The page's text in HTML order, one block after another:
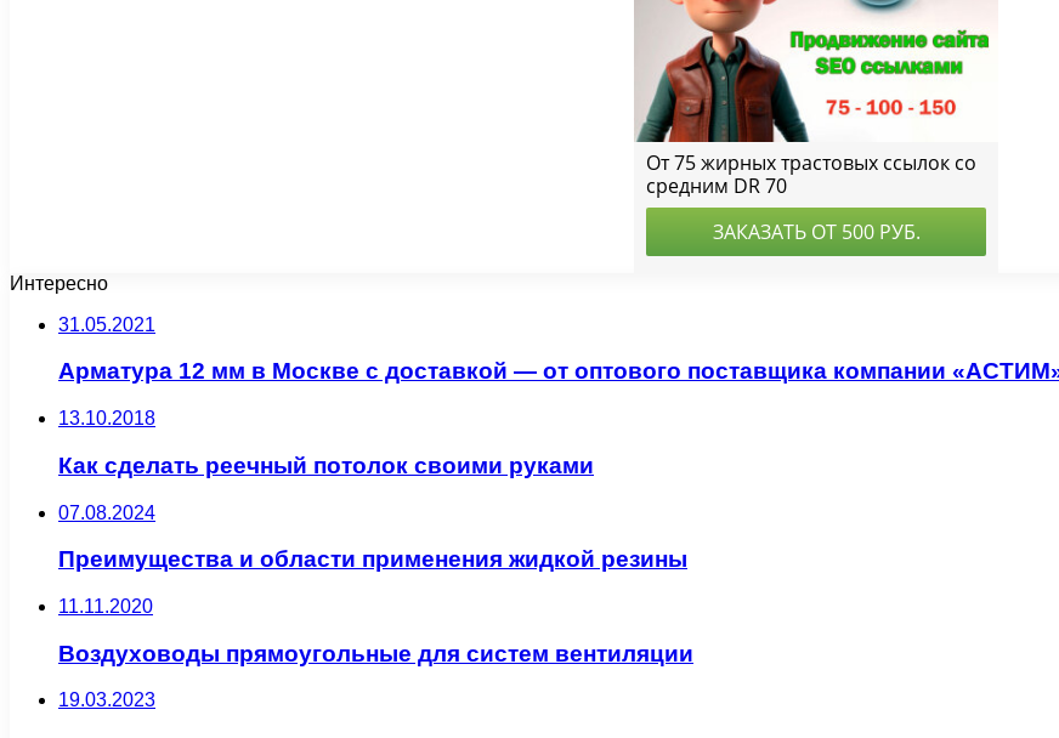
Интересно
31.05.2021
Арматура 12 мм в Москве с доставкой — от оптового поставщика компании
13.10.2018
Как сделать реечный потолок своими руками
07.08.2024
Преимущества и области применения жидкой резины
11.11.2020
Воздуховоды прямоугольные для систем вентиляции
19.03.2023